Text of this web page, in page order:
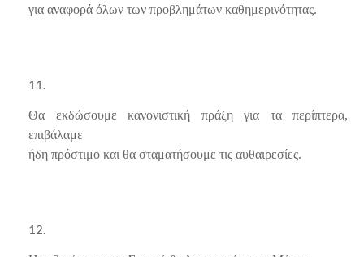
για αναφορά όλων των προβλημάτων καθημερινότητας.
Θα εκδώσουμε κανονιστική πράξη για τα περίπτερα,
επιβάλαμε
ήδη πρόστιμο και θα σταματήσουμε τις αυθαιρεσίες.